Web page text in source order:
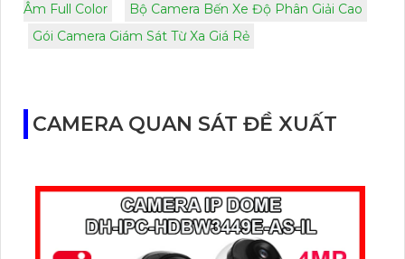
Âm Full Color
Bộ Camera Bến Xe Độ Phân Giải Cao
Gói Camera Giám Sát Từ Xa Giá Rẻ
CAMERA QUAN SÁT ĐỀ XUẤT